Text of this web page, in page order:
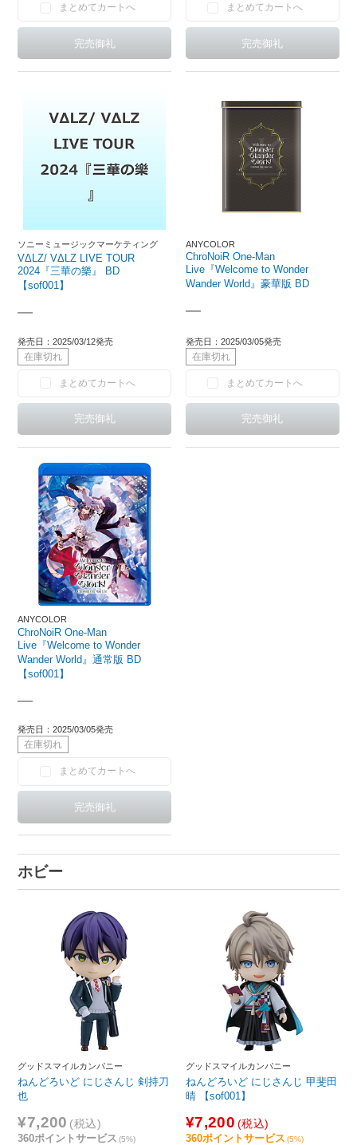
まとめてカートへ まとめてカートへ
ソニーミュージックマーケティング
VΔLZ/ VΔLZ LIVE TOUR
2024『三華の樂』 BD
【sof001】
―
発売日：2025/03/12発売
在庫切れ
まとめてカートへ
ANYCOLOR
ChroNoiR One-Man
Live『Welcome to Wonder
Wander World』豪華版 BD
―
発売日：2025/03/05発売
在庫切れ
まとめてカートへ
ANYCOLOR
ChroNoiR One-Man
Live『Welcome to Wonder
Wander World』通常版 BD
【sof001】
―
発売日：2025/03/05発売
在庫切れ
まとめてカートへ
ホビー
グッドスマイルカンパニー
ねんどろいど にじさんじ 剣持刀
也
¥7,200 (税込)
360ポイントサービス (5%)
グッドスマイルカンパニー
ねんどろいど にじさんじ 甲斐田
晴 【sof001】
¥7,200 (税込)
360ポイントサービス (5%)